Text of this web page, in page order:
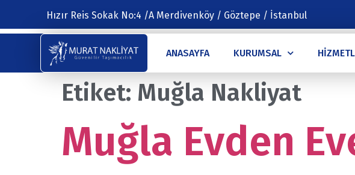
Hızır Reis Sokak No:4 /A Merdivenköy / Göztepe / İstanbul
ANASAYFA KURUMSAL
Etiket: Muğla Nakliyat
Muğla Evden